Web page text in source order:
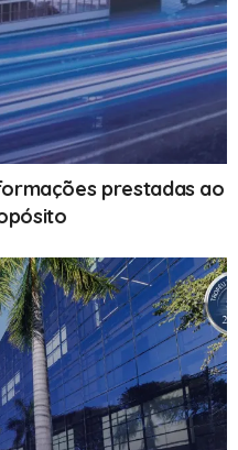
prestadas ao